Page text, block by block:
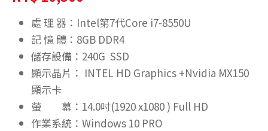
處 理 器：Intel第7代Core i7-8550U
記 憶 體：8GB DDR4
儲存設備：240G SSD
顯示晶片： INTEL HD Graphics +Nvidia MX150
顯示卡
螢 幕：14.0吋(1920 x1080 ) Full HD
作業系統：Windows 10 PRO